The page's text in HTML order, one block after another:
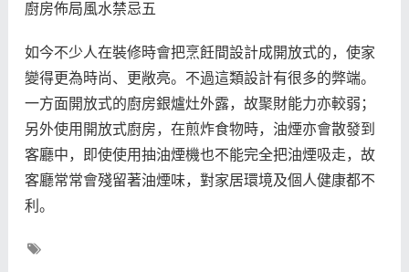
廚房佈局風水禁忌五
如今不少人在裝修時會把烹飪間設計成開放式的，使家
變得更為時尚、更敞亮。不過這類設計有很多的弊端。
一方面開放式的廚房銀爐灶外露，故聚財能力亦較弱；
另外使用開放式廚房，在煎炸食物時，油煙亦會散發到
客廳中，即使使用抽油煙機也不能完全把油煙吸走，故
客廳常常會殘留著油煙味，對家居環境及個人健康都不
利。